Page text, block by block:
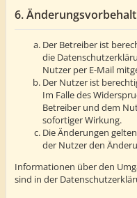
6. Änderungsvorbehalt
Der Betreiber ist
die
Nutzer per E-Mail
Der Nutzer ist
Im Falle des
Betreiber und dem
sofortiger Wirkung.
Die Änderungen
der Nutzer den
Informationen über den
sind in der